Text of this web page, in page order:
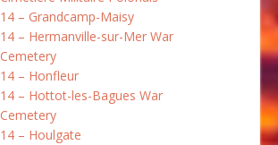
14 – Grandcamp-Maisy
14 – Hermanville-sur-Mer War
Cemetery
14 – Honfleur
14 – Hottot-les-Bagues War
Cemetery
14 – Houlgate